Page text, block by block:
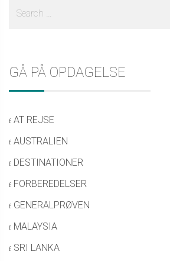
GÅ PÅ OPDAGELSE
AT REJSE
AUSTRALIEN
DESTINATIONER
FORBEREDELSER
GENERALPRØVEN
MALAYSIA
SRI LANKA